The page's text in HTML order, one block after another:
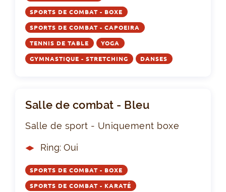
SPORTS DE COMBAT - BOXE
SPORTS DE COMBAT - CAPOEIRA
TENNIS DE TABLE YOGA
GYMNASTIQUE - STRETCHING DANSES
Salle de combat - Bleu
Salle de sport - Uniquement boxe
Ring: Oui
SPORTS DE COMBAT - BOXE
SPORTS DE COMBAT - KARATÉ